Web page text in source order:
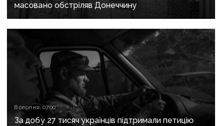
масовано обстріляв Донеччину
8 серпня, 07:00
За добу 27 тисяч українців підтримали петицію